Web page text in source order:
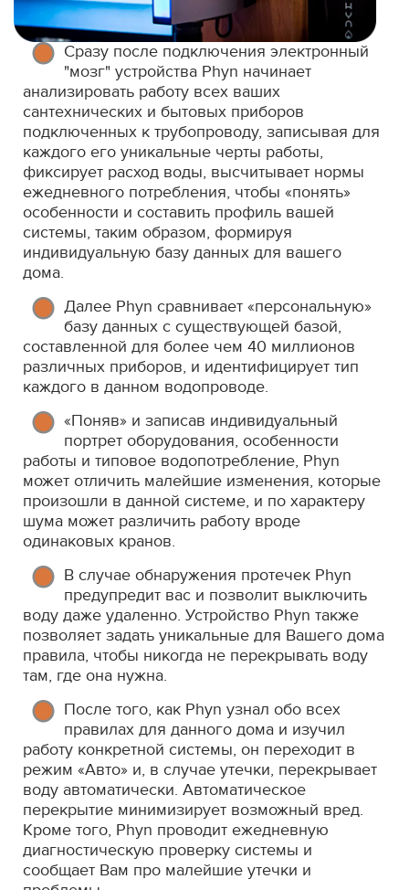
Сразу после подключения электронный
"мозг" устройства Phyn начинает
анализировать работу всех ваших
сантехнических и бытовых приборов
подключенных к трубопроводу, записывая для
каждого его уникальные черты работы,
фиксирует расход воды, высчитывает нормы
ежедневного потребления, чтобы «понять»
особенности и составить профиль вашей
системы, таким образом, формируя
индивидуальную базу данных для вашего
дома.
Далее Phyn сравнивает «персональную»
базу данных с существующей базой,
составленной для более чем 40 миллионов
различных приборов, и идентифицирует тип
каждого в данном водопроводе.
«Поняв» и записав индивидуальный
портрет оборудования, особенности
работы и типовое водопотребление, Phyn
может отличить малейшие изменения, которые
произошли в данной системе, и по характеру
шума может различить работу вроде
одинаковых кранов.
В случае обнаружения протечек Phyn
предупредит вас и позволит выключить
воду даже удаленно. Устройство Phyn также
позволяет задать уникальные для Вашего дома
правила, чтобы никогда не перекрывать воду
там, где она нужна.
После того, как Phyn узнал обо всех
правилах для данного дома и изучил
работу конкретной системы, он переходит в
режим «Авто» и, в случае утечки, перекрывает
воду автоматически. Автоматическое
перекрытие минимизирует возможный вред.
Кроме того, Phyn проводит ежедневную
диагностическую проверку системы и
сообщает Вам про малейшие утечки и